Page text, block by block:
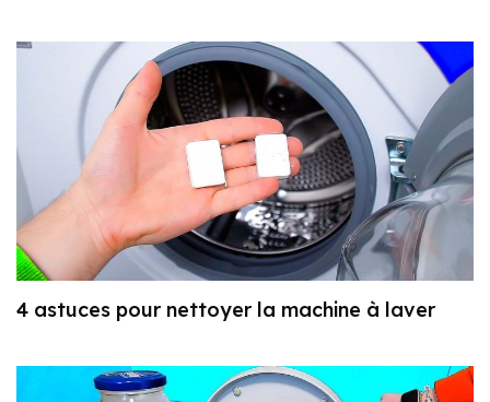
4 astuces pour nettoyer la machine à laver